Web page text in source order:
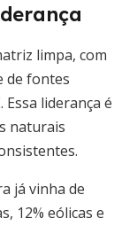
limpa, com
de fontes
Essa liderança é
naturais
já vinha de
12% eólicas e